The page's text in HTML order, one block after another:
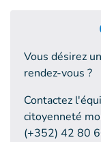
Vous désirez
rendez-vous ?
Contactez
citoyenneté
(+352) 42 80